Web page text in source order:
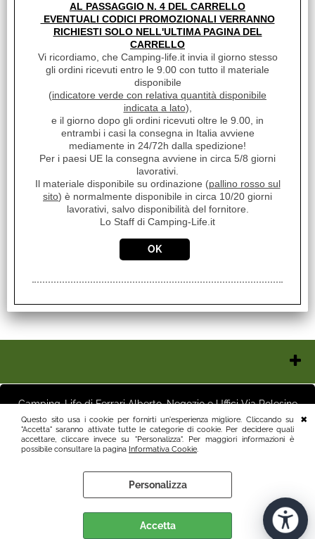
Questo sito usa i cookie per fornirti un'esperienza migliore. Cliccando su
"Accetta" saranno attivate tutte le categorie di cookie. Per decidere quali
accettare, cliccare invece su "Personalizza". Per maggiori informazioni è
possibile consultare la pagina Informativa Cookie.
Personalizza
Accetta
Convenzioni
La nostra Officina
Veicoli Pronta consegna
Lavora Con Noi
SERBATOI PORTATILI
TOILETTE E ACCESSORI
TUBI RACCORDI E IDRAULICA
Spedizioni
Recesso e Condizioni
Camping-Life di Ferrari Alberto, Negozio e Uffici Via Polesine
16 25125 Brescia (BS) Magazzino Via Friuli 3 25125 Brescia (BS)
Italia P.I.03411250982 info@camping-life.it tel.3887818400
Preferenze cookie
AL PASSAGGIO N. 4 DEL CARRELLO
EVENTUALI CODICI PROMOZIONALI VERRANNO
RICHIESTI SOLO NELL'ULTIMA PAGINA DEL
CARRELLO
Vi ricordiamo, che Camping-life.it invia il giorno stesso
gli ordini ricevuti entro le 9.00 con tutto il materiale
disponibile
(indicatore verde con relativa quantità disponibile
indicata a lato),
e il giorno dopo gli ordini ricevuti oltre le 9.00, in
entrambi i casi la consegna in Italia avviene
mediamente in 24/72h dalla spedizione!
Per i paesi UE la consegna avviene in circa 5/8 giorni
lavorativi.
Il materiale disponibile su ordinazione (pallino rosso sul
sito) è normalmente disponibile in circa 10/20 giorni
lavorativi, salvo disponibilità del fornitore.
Lo Staff di Camping-Life.it